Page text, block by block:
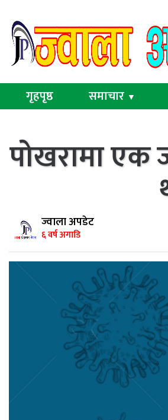
गृहपृष्ठ समाचार ▼
पोखरामा एक
ज्वाला अपडेट
६ वर्ष अगाडि